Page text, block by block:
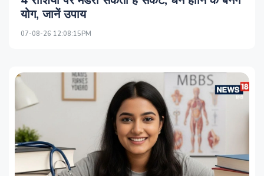
योग, जानें उपाय
07-08-26 12:08:15PM